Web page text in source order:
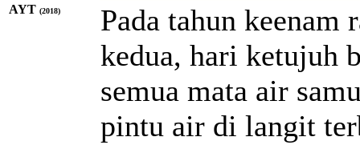
AYT (2018)
Pada tahun keenam
kedua, hari ketujuh
semua mata air
pintu air di langit